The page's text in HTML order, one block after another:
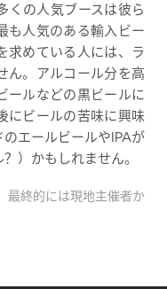
くの人気ブースは彼ら
も人気のある輸入ビー
求めている人には、ラ
ん。アルコール分を高
ールなどの黒ビールに
にビールの苦味に興味
エールビールやIPAが
）かもしれません。
最終的には現地主催者か